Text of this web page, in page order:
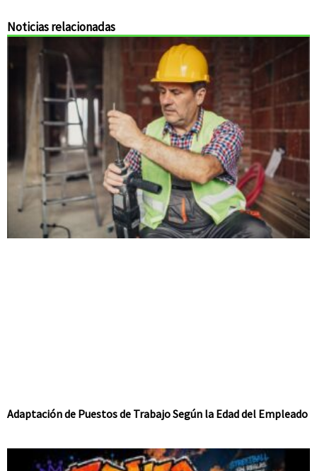
Noticias relacionadas
Adaptación de Puestos de Trabajo Según la Edad del Empleado